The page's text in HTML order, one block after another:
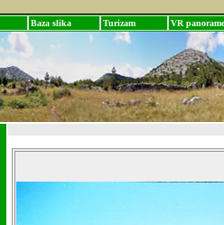
Baza slika Turizam VR panorame